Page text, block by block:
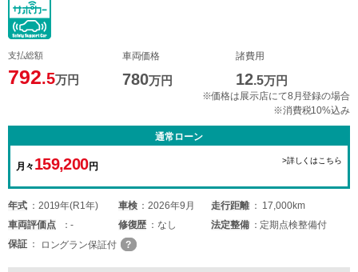
支払総額
792.5万円
車両価格
780万円
諸費用
12.5万円
※価格は展示店にて8月登録の場合
※消費税10%込み
通常ローン
月々 159,200円
>詳しくはこちら
年式 2019年(R1年) 車検 2026年9月 走行距離
17,000km
車両評価点 - 修復歴 なし 法定整備
定期点検整備付
保証
ロングラン保証付